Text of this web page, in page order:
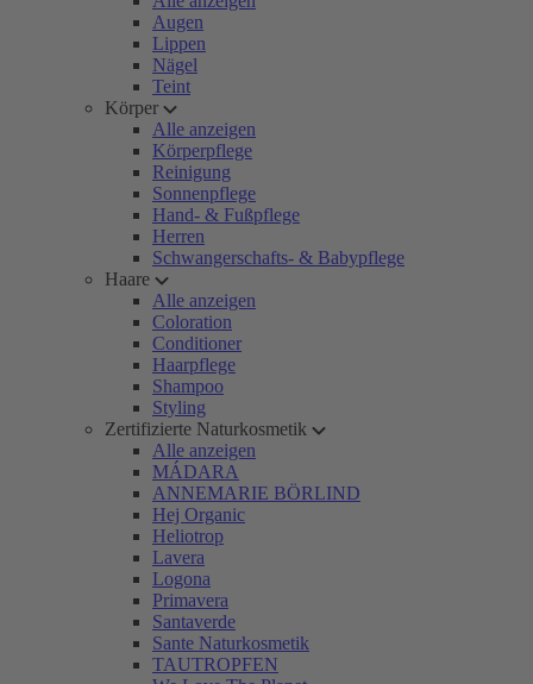
Augen
Lippen
Nägel
Teint
Körper
Alle anzeigen
Körperpflege
Reinigung
Sonnenpflege
Hand- & Fußpflege
Herren
Schwangerschafts- & Babypflege
Haare
Alle anzeigen
Coloration
Conditioner
Haarpflege
Shampoo
Styling
Zertifizierte Naturkosmetik
Alle anzeigen
MÁDARA
ANNEMARIE BÖRLIND
Hej Organic
Heliotrop
Lavera
Logona
Primavera
Santaverde
Sante Naturkosmetik
TAUTROPFEN